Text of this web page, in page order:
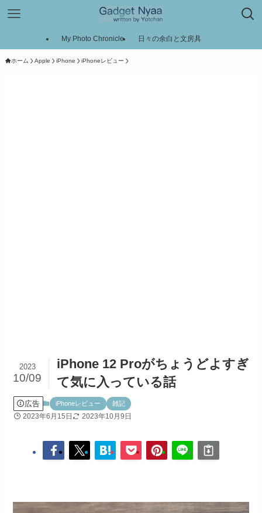
My Photo Chronicle 日々の余白と文房具
ホーム Apple iPhone iPhoneレビュー
iPhone 12 Proがちょうどよすぎ
て気に入っている話
2023
10/09
広告 iPhoneレビュー 雑記
2023年6月15日 2023年10月9日